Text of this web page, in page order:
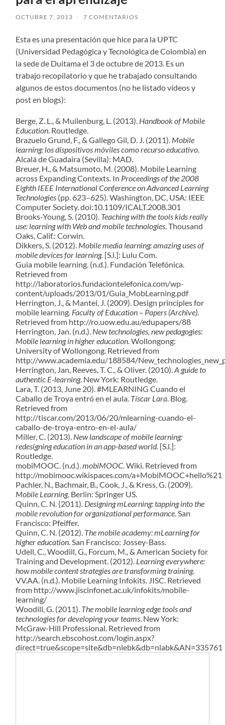
OCTUBRE 7, 2013 / 7 COMENTARIOS
Esta es una presentación que hice para la UPTC
(Universidad Pedagógica y Tecnológica de Colombia) en
la sede de Duitama el 3 de octubre de 2013. Es un
trabajo recopilatorio y que he trabajado consultando
algunos de estos documentos (no he listado vídeos y
post en blogs):
Berge, Z. L., & Muilenburg, L. (2013). Handbook of Mobile
Education. Routledge.
Brazuelo Grund, F., & Gallego Gil, D. J. (2011). Mobile
learning: los dispositivos móviles como recurso educativo.
Alcalá de Guadaira (Sevilla): MAD.
Breuer, H., & Matsumoto, M. (2008). Mobile Learning
across Expanding Contexts. In Proceedings of the 2008
Eighth IEEE International Conference on Advanced Learning
Technologies (pp. 623–625). Washington, DC, USA: IEEE
Computer Society. doi:10.1109/ICALT.2008.301
Brooks-Young, S. (2010). Teaching with the tools kids really
use: learning with Web and mobile technologies. Thousand
Oaks, Calif.: Corwin.
Dikkers, S. (2012). Mobile media learning: amazing uses of
mobile devices for learning. [S.l.]: Lulu Com.
Guia mobile learning. (n.d.). Fundación Telefónica.
Retrieved from
http://laboratorios.fundaciontelefonica.com/wp-
content/uploads/2013/01/Guia_MobLearning.pdf
Herrington, J., & Mantei, J. (2009). Design principles for
mobile learning. Faculty of Education – Papers (Archive).
Retrieved from http://ro.uow.edu.au/edupapers/88
Herrington, Jan. (n.d.). New technologies, new pedagogies:
Mobile learning in higher education. Wollongong:
University of Wollongong. Retrieved from
http://www.academia.edu/188584/
Herrington, Jan, Reeves, T. C., & Oliver. (2010).A guide to
authentic E-learning. New York: Routledge.
Lara, T. (2013, June 20). #MLEARNING Cuando el
Caballo de Troya entró en el aula. Tíscar Lara. Blog.
Retrieved from
http://tiscar.com/2013/06/20/mlearning-cuando-el-
caballo-de-troya-entro-en-el-aula/
Miller, C. (2013). New landscape of mobile learning:
redesigning education in an app-based world. [S.l.]:
Routledge.
mobiMOOC. (n.d.).mobiMOOC. Wiki. Retrieved from
http://mobimooc.wikispaces.com/a+MobiMOOC+hello%21
Pachler, N., Bachmair, B., Cook, J., & Kress, G. (2009).
Mobile Learning. Berlin: Springer US.
Quinn, C. N. (2011). Designing mLearning: tapping into the
mobile revolution for organizational performance. San
Francisco: Pfeiffer.
Quinn, C. N. (2012). The mobile academy: mLearning for
higher education. San Francisco: Jossey-Bass.
Udell, C., Woodill, G., Forcum, M., & American Society for
Training and Development. (2012). Learning everywhere:
how mobile content strategies are transforming training.
VV.AA. (n.d.). Mobile Learning Infokits. JISC. Retrieved
from http://www.jiscinfonet.ac.uk/infokits/mobile-
learning/
Woodill, G. (2011). The mobile learning edge tools and
technologies for developing your teams. New York:
McGraw-Hill Professional. Retrieved from
http://search.ebscohost.com/login.aspx?
direct=true&scope=site&db=nlebk&db=nlabk&AN=335761